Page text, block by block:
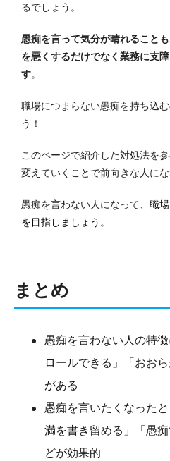
るでしょう。
愚痴を言って気分が晴れること
を悪くするだけでなく業務に支
す。
職場につまらない愚痴を持ち込
う！
このページで紹介した対処法を
変えていくことで前向きな人にな
愚痴を言わない人になって、 職
を目指しましょう 。
まとめ
愚痴を言わない人の特
ロールできる」「おお
がある
愚痴を言いたくなった
満を書き留める」「愚
どが効果的